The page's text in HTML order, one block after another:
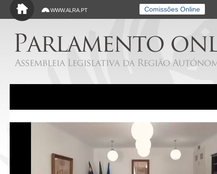
Saltar para o conteúdo principal
WWW.ALRA.PT Comissões Online